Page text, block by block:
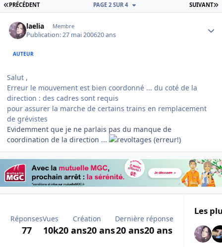
PREMIÈRE PAGE
PRÉCÉDENT SUIVANT
PAGE 2 SUR 4
laelia Membre
Publication:27 mai 200620 ans
AUTEUR
Salut ,
Erreur le mouvement est bien coordonné ... du coté de la
direction : des cadres sont requis
pour assurer la marche de certains trains en remplacement
de grévistes
Evidemment que je ne parlais pas du manque de
coordination de la direction ...
(erreur!)
Réponses
77
Vues
10k
Création
20 ans20 ans
Dernière réponse
20 ans20 ans
Les